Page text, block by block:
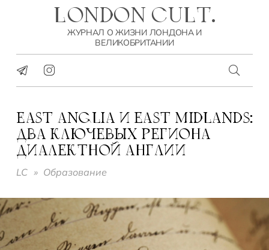
LONDON CULT.
ЖУРНАЛ О ЖИЗНИ ЛОНДОНА И
ВЕЛИКОБРИТАНИИ
EAST ANGLIA И EAST MIDLANDS:
ДВА КЛЮЧЕВЫХ РЕГИОНА
ДИАЛЕКТНОЙ АНГЛИИ
LC » Образование